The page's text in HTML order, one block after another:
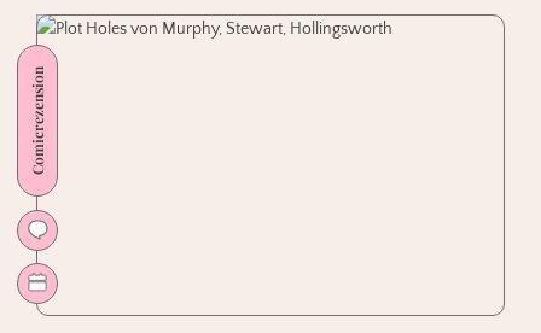
Comicrezension